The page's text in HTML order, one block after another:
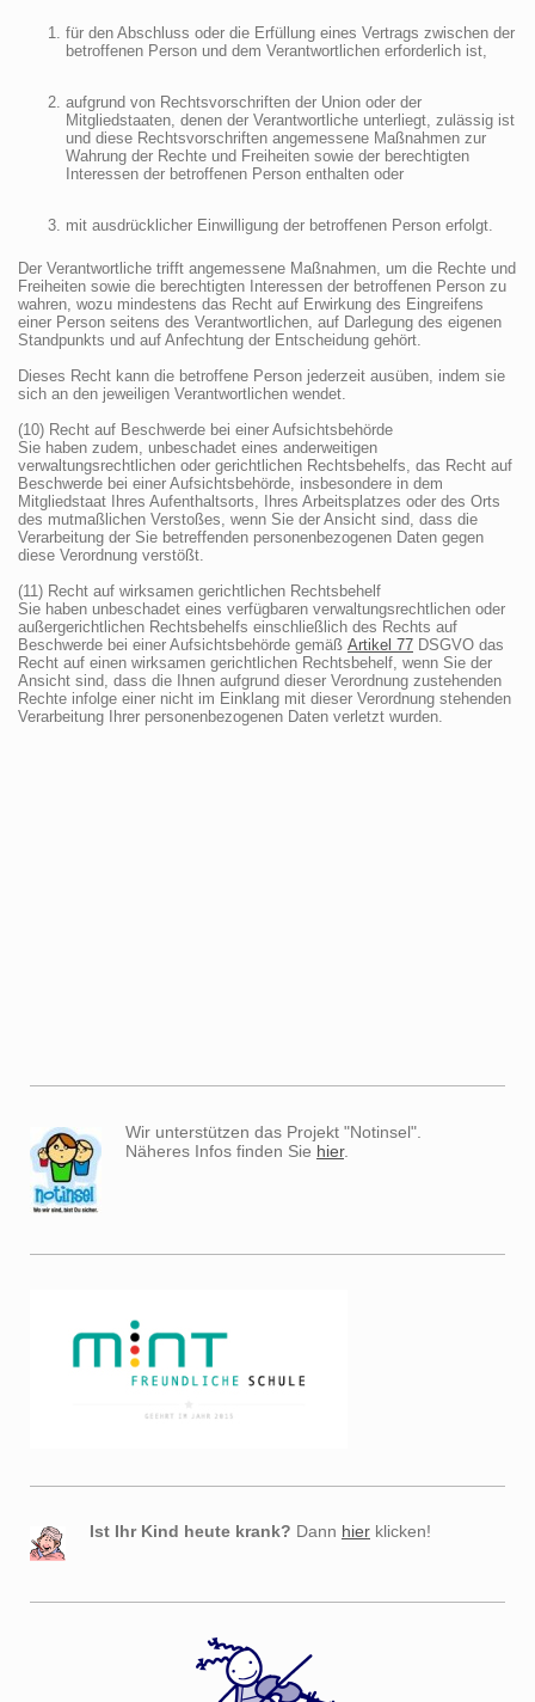
für den Abschluss oder die Erfüllung eines Vertrags zwischen der
betroffenen Person und dem Verantwortlichen erforderlich ist,
aufgrund von Rechtsvorschriften der Union oder der
Mitgliedstaaten, denen der Verantwortliche unterliegt, zulässig ist
und diese Rechtsvorschriften angemessene Maßnahmen zur
Wahrung der Rechte und Freiheiten sowie der berechtigten
Interessen der betroffenen Person enthalten oder
mit ausdrücklicher Einwilligung der betroffenen Person erfolgt.
Der Verantwortliche trifft angemessene Maßnahmen, um die Rechte und
Freiheiten sowie die berechtigten Interessen der betroffenen Person zu
wahren, wozu mindestens das Recht auf Erwirkung des Eingreifens
einer Person seitens des Verantwortlichen, auf Darlegung des eigenen
Standpunkts und auf Anfechtung der Entscheidung gehört.
Dieses Recht kann die betroffene Person jederzeit ausüben, indem sie
sich an den jeweiligen Verantwortlichen wendet.
(10) Recht auf Beschwerde bei einer Aufsichtsbehörde
Sie haben zudem, unbeschadet eines anderweitigen
verwaltungsrechtlichen oder gerichtlichen Rechtsbehelfs, das Recht auf
Beschwerde bei einer Aufsichtsbehörde, insbesondere in dem
Mitgliedstaat Ihres Aufenthaltsorts, Ihres Arbeitsplatzes oder des Orts
des mutmaßlichen Verstoßes, wenn Sie der Ansicht sind, dass die
Verarbeitung der Sie betreffenden personenbezogenen Daten gegen
diese Verordnung verstößt.
(11) Recht auf wirksamen gerichtlichen Rechtsbehelf
Sie haben unbeschadet eines verfügbaren verwaltungsrechtlichen oder
außergerichtlichen Rechtsbehelfs einschließlich des Rechts auf
Beschwerde bei einer Aufsichtsbehörde gemäß Artikel 77 DSGVO das
Recht auf einen wirksamen gerichtlichen Rechtsbehelf, wenn Sie der
Ansicht sind, dass die Ihnen aufgrund dieser Verordnung zustehenden
Rechte infolge einer nicht im Einklang mit dieser Verordnung stehenden
Verarbeitung Ihrer personenbezogenen Daten verletzt wurden.
Wir unterstützen das Projekt "Notinsel".
Näheres Infos finden Sie hier.
Ist Ihr Kind heute krank? Dann hier klicken!